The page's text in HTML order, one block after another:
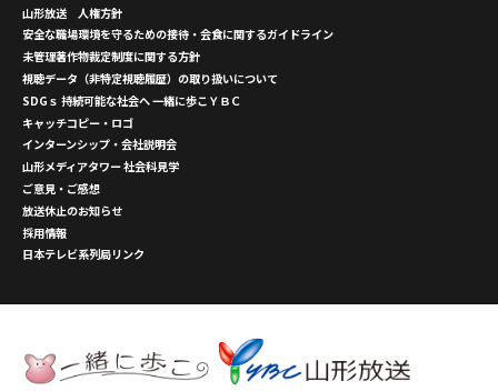
山形放送 人権方針
安全な職場環境を守るための接待・会食に関するガイドライン
未管理著作物裁定制度に関する方針
視聴データ（非特定視聴履歴）の取り扱いについて
SDGｓ 持続可能な社会へ 一緒に歩こＹＢＣ
キャッチコピー・ロゴ
インターンシップ・会社説明会
山形メディアタワー 社会科見学
ご意見・ご感想
放送休止のお知らせ
採用情報
日本テレビ系列局リンク